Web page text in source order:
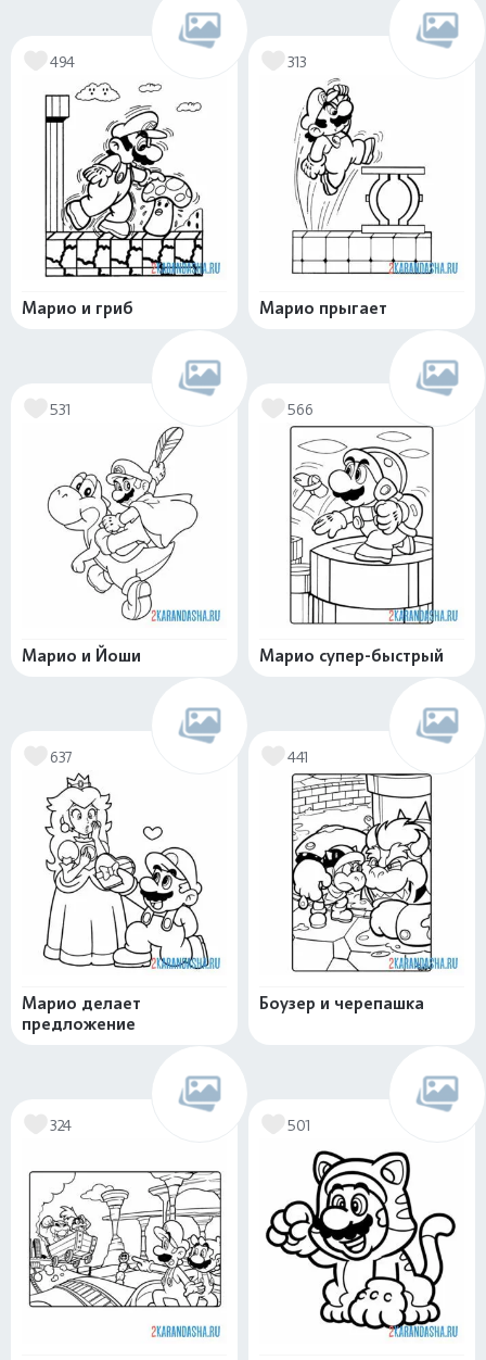
494
Марио и гриб
313
Марио прыгает
531
Марио и Йоши
566
Марио супер-быстрый
637
Марио делает
предложение
441
Боузер и черепашка
324 501